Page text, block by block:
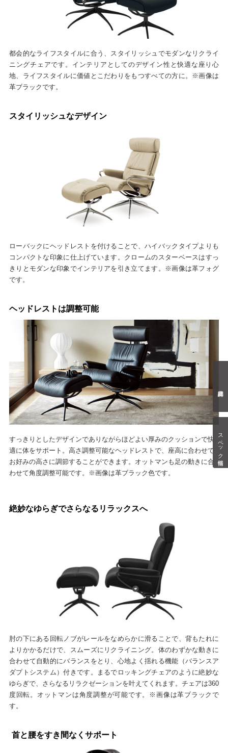
スペック情報
都会的なライフスタイルに合う、スタイリッシュでモダンなリクライ
ニングチェアです。インテリアとしてのデザイン性と快適な座り心
地、ライフスタイルに価値とこだわりをもつすべての方に。※画像は
革ブラックです。
スタイリッシュなデザイン
ローバックにヘッドレストを付けることで、ハイバックタイプよりも
コンパクトな印象に仕上げています。クロームのスターベースはすっ
きりとモダンな印象でインテリアを引き立てます。※画像は革フォグ
です。
ヘッドレストは調整可能
すっきりとしたデザインでありながらほどよい厚みのクッションで快
適に体をサポート。高さ調整可能なヘッドレストで、座高に合わせて
お好みの高さに調節することができます。オットマンも足の動きに合
わせて角度調整可能です。※画像は革ブラック色です。
絶妙なゆらぎでさらなるリラックスへ
肘の下にある回転ノブがレールをなめらかに滑ることで、背もたれに
よりかかるだけで、スムーズにリクライニング。体のわずかな動きに
合わせて自動的にバランスをとり、心地よく揺れる機能（バランスア
ダプトシステム）付きです。まるでロッキングチェアのように絶妙な
ゆらぎで、さらなるリラクゼーションを叶えてくれます。チェアは360
度回転。オットマンは角度調整が可能です。※画像は革ブラックで
す。
首と腰をすき間なくサポート